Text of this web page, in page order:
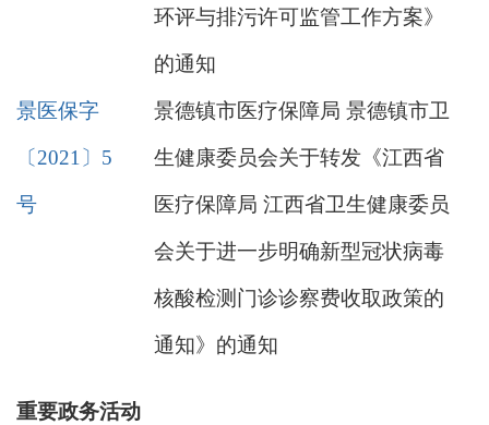
环评与排污许可监管工作方案》
的通知
景医保字
〔2021〕5
号
景德镇市医疗保障局 景德镇市卫
生健康委员会关于转发《江西省
医疗保障局 江西省卫生健康委员
会关于进一步明确新型冠状病毒
核酸检测门诊诊察费收取政策的
通知》的通知
重要政务活动